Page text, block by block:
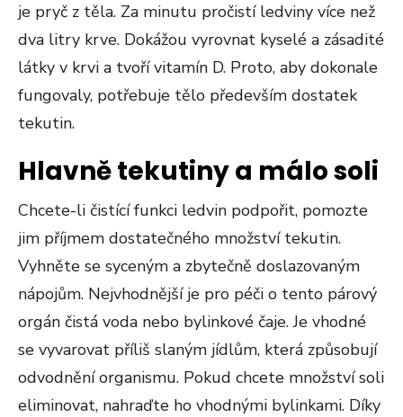
je pryč z těla. Za minutu pročistí ledviny více než
dva litry krve. Dokážou vyrovnat kyselé a zásadité
látky v krvi a tvoří vitamín D. Proto, aby dokonale
fungovaly, potřebuje tělo především dostatek
tekutin.
Hlavně tekutiny a málo soli
Chcete-li čistící funkci ledvin podpořit, pomozte
jim příjmem dostatečného množství tekutin.
Vyhněte se syceným a zbytečně doslazovaným
nápojům. Nejvhodnější je pro péči o tento párový
orgán čistá voda nebo bylinkové čaje. Je vhodné
se vyvarovat příliš slaným jídlům, která způsobují
odvodnění organismu. Pokud chcete množství soli
eliminovat, nahraďte ho vhodnými bylinkami. Díky